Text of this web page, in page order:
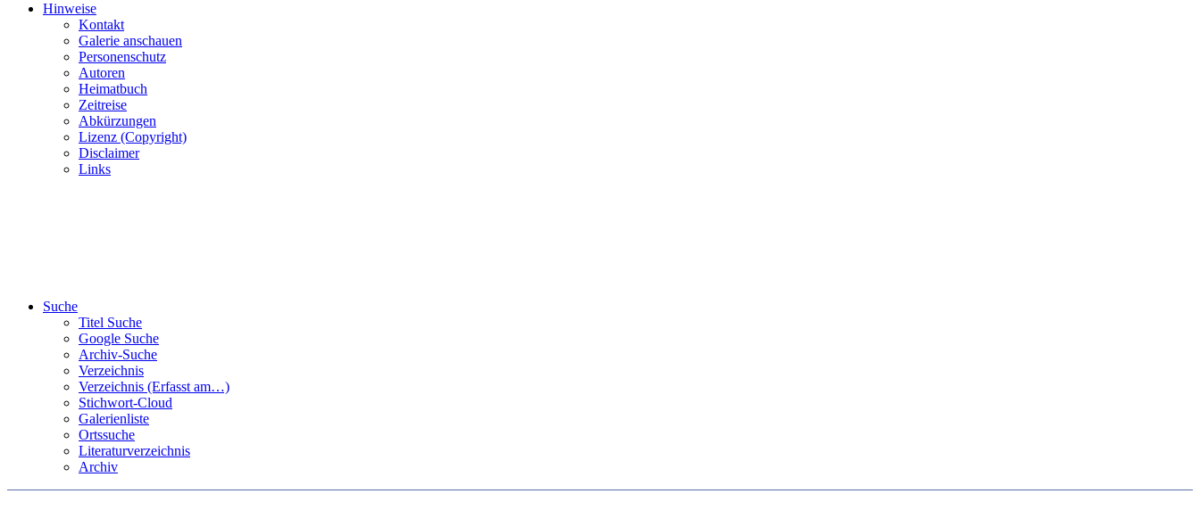
Hinweise
Kontakt
Galerie anschauen
Personenschutz
Autoren
Heimatbuch
Zeitreise
Abkürzungen
Lizenz (Copyright)
Disclaimer
Links
Suche
Titel Suche
Google Suche
Archiv-Suche
Verzeichnis
Verzeichnis (Erfasst am…)
Stichwort-Cloud
Galerienliste
Ortssuche
Literaturverzeichnis
Archiv